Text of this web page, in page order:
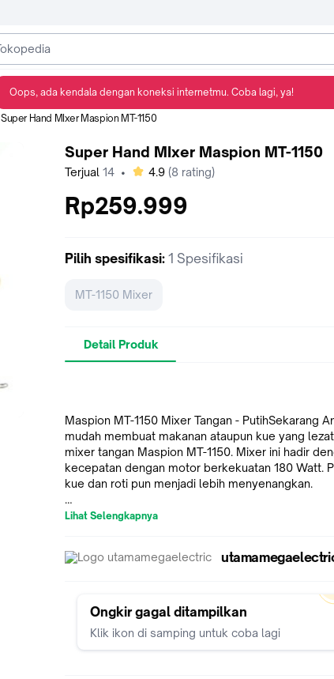
Super Hand MIxer Maspion MT-1150
Super Hand MIxer Maspion MT-1150
Terjual 14 • bintang
4.9 (8 rating)
Rp259.999
Pilih spesifikasi: 1 Spesifikasi
MT-1150 Mixer
Detail Produk
Maspion MT-1150 Mixer Tangan - PutihSekarang
mudah membuat makanan ataupun kue yang
mixer tangan Maspion MT-1150. Mixer ini hadir
kecepatan dengan motor berkekuatan 180 Watt.
kue dan roti pun menjadi lebih menyenangkan.
5 Pilihan Kecepatan
Maspion MT-1150 dilengkapi dengan 2 buah
pengocok telur yang membuat proses memasak
mudah. Pengaduk (beater) dan pengocok telur
terbuat dari Stainless Steel membuatnya tahan
Lihat Selengkapnya
Ongkir gagal ditampilkan
Klik ikon di samping untuk coba lagi
Oops, ada kendala dengan koneksi internetmu. Coba lagi, ya!